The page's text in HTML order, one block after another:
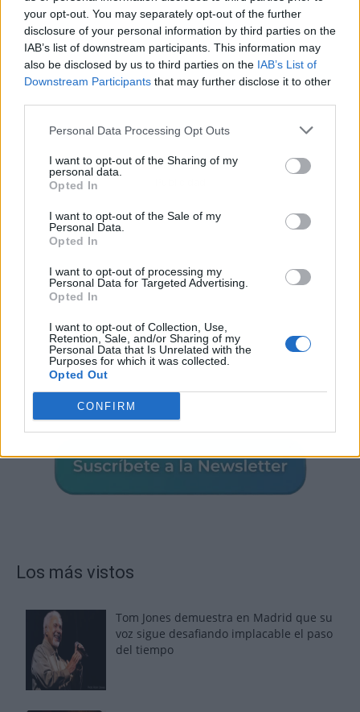
your opt-out. You may separately opt-out of the further
disclosure of your personal information by third parties on the
IAB’s list of downstream participants. This information may
also be disclosed by us to third parties on the IAB’s List of
Downstream Participants that may further disclose it to other
Personal Data Processing Opt Outs
I want to opt-out of the Sharing of my
personal data.
Opted In
I want to opt-out of the Sale of my
Personal Data.
Opted In
I want to opt-out of processing my
Personal Data for Targeted Advertising.
Opted In
I want to opt-out of Collection, Use,
Retention, Sale, and/or Sharing of my
Personal Data that Is Unrelated with the
Purposes for which it was collected.
Opted Out
CONFIRM
Los más vistos
Tom Jones demuestra en Madrid que su
voz sigue desafiando implacable el paso
del tiempo